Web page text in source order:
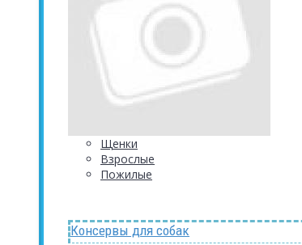
Щенки
Взрослые
Пожилые
Консервы для собак